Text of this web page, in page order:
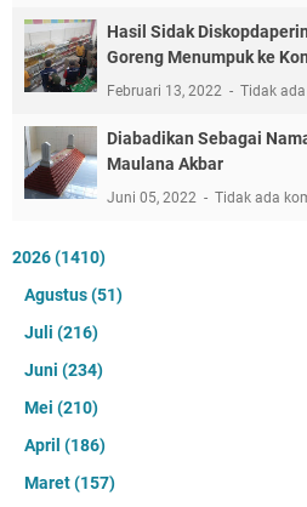
Hasil Sidak
Goreng Menumpuk ke
Februari 13, 2022 Tidak
Diabadikan Sebagai
Maulana Akbar
Juni 05, 2022 Tidak ada
2026(1410)
Agustus(51)
Juli (216)
Juni (234)
Mei (210)
April (186)
Maret(157)